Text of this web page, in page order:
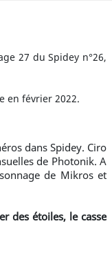
27 du Spidey n°26,
en février 2022.
dans Spidey. Ciro
de Photonik. A
de Mikros et
des étoiles, le casse